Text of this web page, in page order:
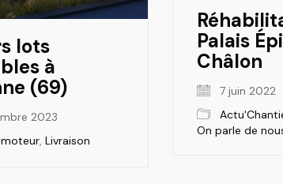
lots
à
(69)
2023
, Livraison
Palais
Châlon
7 juin 2022
On parle de